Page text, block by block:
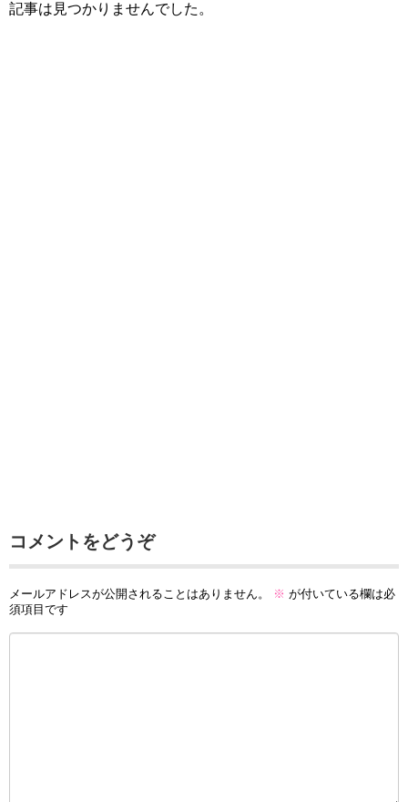
記事は見つかりませんでした。
コメントをどうぞ
メールアドレスが公開されることはありません。 ※ が付いている欄は必
須項目です